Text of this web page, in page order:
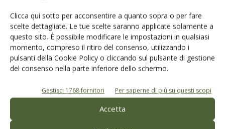
Clicca qui sotto per acconsentire a quanto sopra o per fare
scelte dettagliate. Le tue scelte saranno applicate solamente a
questo sito. È possibile modificare le impostazioni in qualsiasi
momento, compreso il ritiro del consenso, utilizzando i
pulsanti della Cookie Policy o cliccando sul pulsante di gestione
del consenso nella parte inferiore dello schermo.
Gestisci 1768 fornitori Per saperne di più su questi scopi
Accetta
© Tecniche Nuove Spa. Tutti i diritti riservati. Sede legale Via Eritrea 21 -
imprese di Milano: 00753480151
Registrazione Tribunale di Milano n. 69 del 05/03/2014. Precedentemente
registrata presso il tribunale di Bologna n. 6776 del 04/03/1998
ROC "Poste italiane Spa - sped. A.P. - DL 353/2003 conv. L. 46/2004, art. 1c.1:
DCB Milano" Roc n. 24344 del 11 marzo 2014